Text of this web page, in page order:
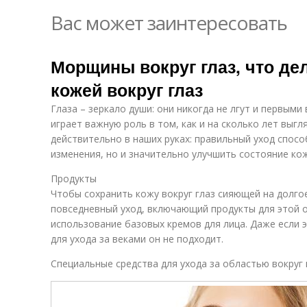
Вас может заинтересовать
Морщины вокруг глаз, что
кожей вокруг глаз
Глаза – зеркало души: они никогда не лгут и
играет важную роль в том, как и на сколько лет
действительно в наших руках: правильный уход
изменения, но и значительно улучшить состояние
Продукты
Чтобы сохранить кожу вокруг глаз сияющей на
повседневный уход, включающий продукты для этой
использование базовых кремов для лица. Даже
для ухода за веками он не подходит.
Специальные средства для ухода за областью вокруг